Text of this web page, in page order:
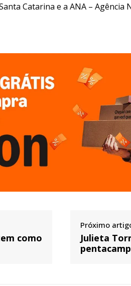
Catarina e a ANA – Agência
como
Próximo
Julieta